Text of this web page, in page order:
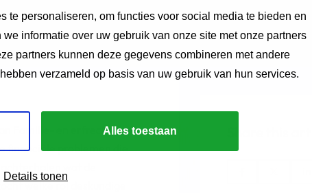
te personaliseren, om functies voor social media te bieden en
informatie over uw gebruik van onze site met onze partners
partners kunnen deze gegevens combineren met andere
verzameld op basis van uw gebruik van hun services.
Alles toestaan
Details tonen
Familie- en erfrecht
financiële problemen die
wat de
welke rol deskundige